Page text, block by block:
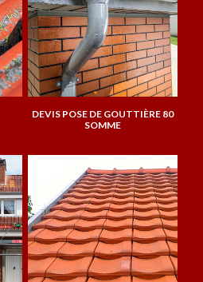
DEVIS POSE DE GOUTTIÈRE 80
SOMME